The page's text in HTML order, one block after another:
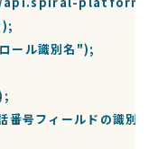
ール識別名");
号フィールドの識別